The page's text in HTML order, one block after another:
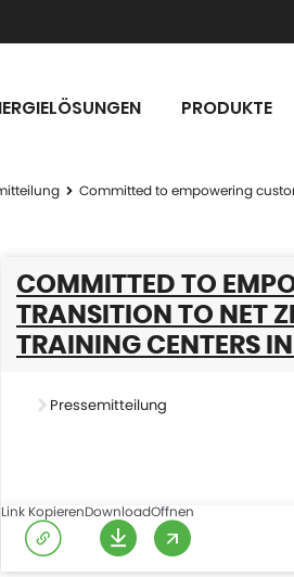
PRODUKTE
Committed to empowering
COMMITTED TO
TRANSITION TO NET
TRAINING CENTERS
Pressemitteilung
Link KopierenDownloadOffnen